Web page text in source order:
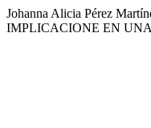
Johanna Alicia Pérez
IMPLICACIONE EN